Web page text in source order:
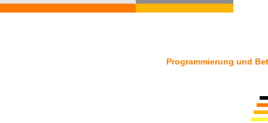
Programmierung und